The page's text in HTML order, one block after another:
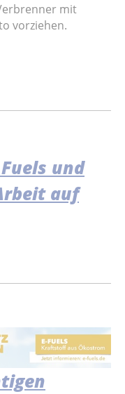
mit
vorziehen.
und
auf